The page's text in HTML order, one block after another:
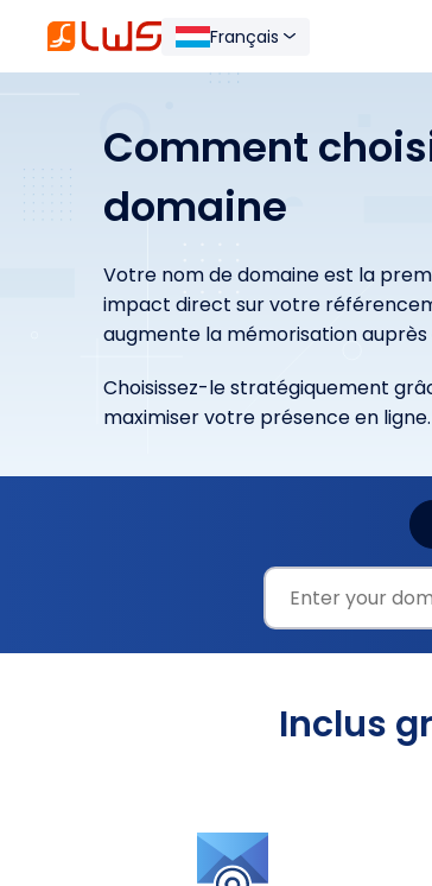
Français
Comment
domaine
Votre nom de domaine est la
impact direct sur votre
augmente la mémorisation auprès
Choisissez-le stratégiquement
maximiser votre présence en ligne.
Inclus